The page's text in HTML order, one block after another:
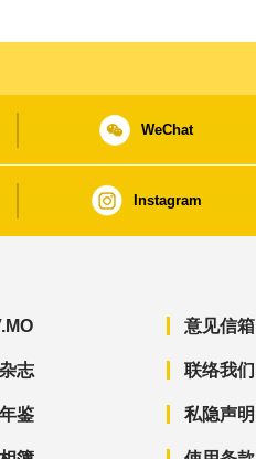
WeChat
Instagram
志
鉴
意见信箱
联络我们
私隐声明